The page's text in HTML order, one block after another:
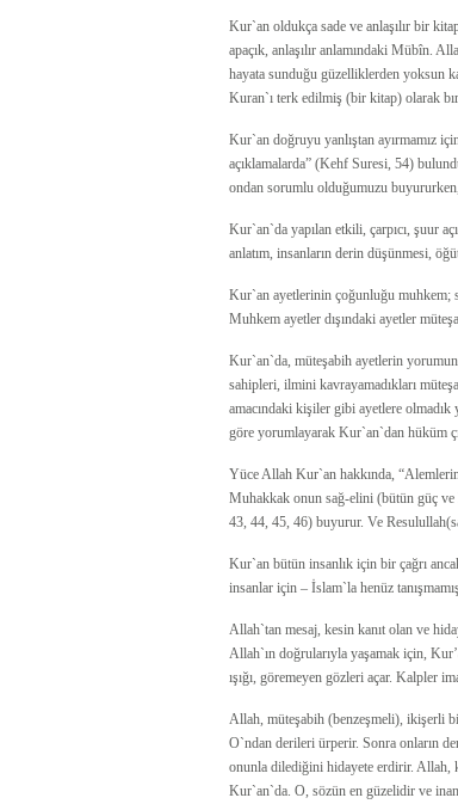
Kur`an oldukça sade ve anlaşılır bir
apaçık, anlaşılır anlamındaki Mübîn.
hayata sunduğu güzelliklerden yoksun
Kuran`ı terk edilmiş (bir kitap) olarak
Kur`an doğruyu yanlıştan ayırmamız
açıklamalarda” (Kehf Suresi, 54)
ondan sorumlu olduğumuzu
Kur`an`da yapılan etkili, çarpıcı, şuur
anlatım, insanların derin düşünmesi,
Kur`an ayetlerinin çoğunluğu muhkem;
Muhkem ayetler dışındaki ayetler
Kur`an`da, müteşabih ayetlerin
sahipleri, ilmini kavrayamadıkları
amacındaki kişiler gibi ayetlere
göre yorumlayarak Kur`an`dan hüküm
Yüce Allah Kur`an hakkında,
Muhakkak onun sağ-elini (bütün güç ve
43, 44, 45, 46) buyurur. Ve
Kur`an bütün insanlık için bir çağrı
insanlar için – İslam`la henüz
Allah`tan mesaj, kesin kanıt olan ve
Allah`ın doğrularıyla yaşamak için,
ışığı, göremeyen gözleri açar. Kalpler
Allah, müteşabih (benzeşmeli), ikişerli
O`ndan derileri ürperir. Sonra onların
onunla dilediğini hidayete erdirir. Allah,
Kur`an`da. O, sözün en güzelidir ve